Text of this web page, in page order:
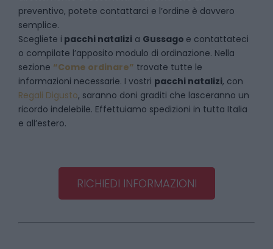
preventivo, potete contattarci e l’ordine è davvero
semplice.
Scegliete i pacchi natalizi a Gussago e contattateci
o compilate l’apposito modulo di ordinazione. Nella
sezione “Come ordinare” trovate tutte le
informazioni necessarie. I vostri pacchi natalizi, con
Regali Digusto, saranno doni graditi che lasceranno un
ricordo indelebile. Effettuiamo spedizioni in tutta Italia
e all’estero.
RICHIEDI INFORMAZIONI